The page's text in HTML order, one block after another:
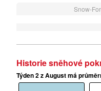
Snow-
Historie sněhové
Týden 2 z August má